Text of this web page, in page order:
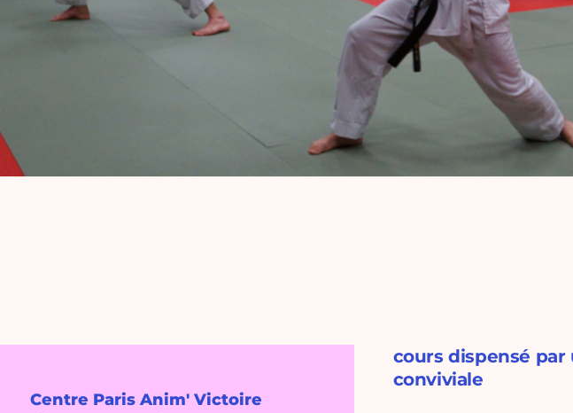
Centre Paris Anim' Victoire
cours dispensé par
conviviale